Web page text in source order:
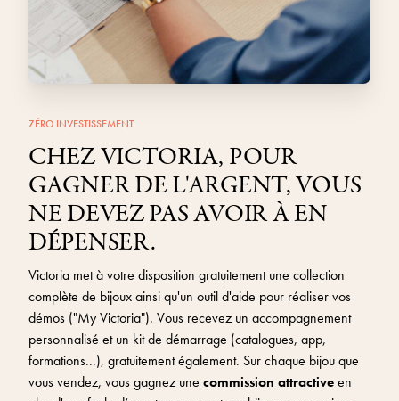
ZÉRO INVESTISSEMENT
CHEZ VICTORIA, POUR
GAGNER DE L'ARGENT, VOUS
NE DEVEZ PAS AVOIR À EN
DÉPENSER.
Victoria met à votre disposition gratuitement une collection
complète de bijoux ainsi qu'un outil d'aide pour réaliser vos
démos ("My Victoria"). Vous recevez un accompagnement
personnalisé et un kit de démarrage (catalogues, app,
formations...), gratuitement également. Sur chaque bijou que
vous vendez, vous gagnez une commission attractiveen